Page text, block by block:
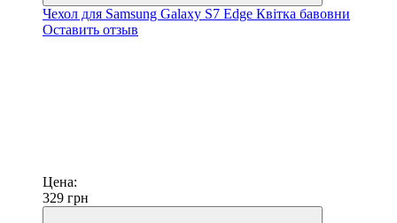
Чехол для Samsung Galaxy S7 Edge Квітка бавовни
Оставить отзыв
Цена:
329 грн